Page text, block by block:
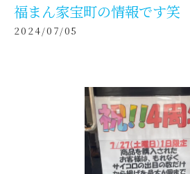
福まん家宝町の情報です笑
2024/07/05